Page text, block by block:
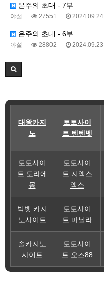
은주의 초대 - 7부
야설 27551 2024.09.24
은주의 초대 - 6부
야설 28802 2024.09.23
대왕카지
노
토토사이
트 텐텐벳
토토사이
트 도라에
몽
토토사이
트 지엑스
엑스
빅벳 카지
노사이트
토토사이
트 마닐라
솔카지노
사이트
토토사이
트 오즈88